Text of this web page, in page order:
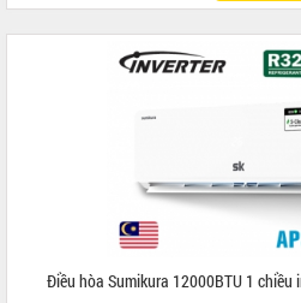
Điều hòa Sumikura 12000BTU 1 chiều